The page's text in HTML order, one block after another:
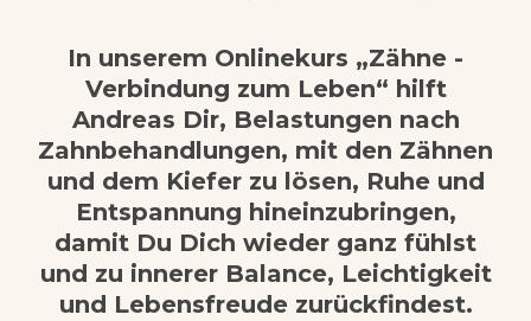
In unserem Onlinekurs „Zähne -
Verbindung zum Leben“ hilft
Andreas Dir, Belastungen nach
Zahnbehandlungen, mit den Zähnen
und dem Kiefer zu lösen, Ruhe und
Entspannung hineinzubringen,
damit Du Dich wieder ganz fühlst
und zu innerer Balance, Leichtigkeit
und Lebensfreude zurückfindest.